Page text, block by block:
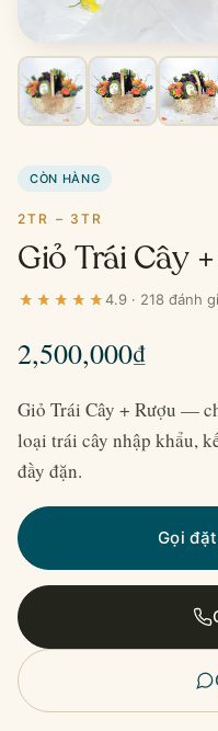
CÒN HÀNG
2TR – 3TR
Giỏ Trái Cây
4.9 · 218 đánh
2,500,000₫
Giỏ Trái Cây + Rượu —
loại trái cây nhập khẩu,
đầy đặn.
Gọi